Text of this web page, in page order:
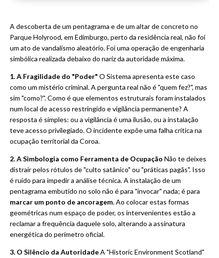
A descoberta de um pentagrama e de um altar de concreto no
Parque Holyrood, em Edimburgo, perto da residência real, não foi
um ato de vandalismo aleatório. Foi uma operação de engenharia
simbólica realizada debaixo do nariz da autoridade máxima.
1. A Fragilidade do "Poder" O Sistema apresenta este caso
como um mistério criminal. A pergunta real não é "quem fez?", mas
sim "como?". Como é que elementos estruturais foram instalados
num local de acesso restringido e vigilância permanente? A
resposta é simples: ou a vigilância é uma ilusão, ou a instalação
teve acesso privilegiado. O incidente expõe uma falha crítica na
ocupação territorial da Coroa.
2. A Simbologia como Ferramenta de Ocupação Não te deixes
distrair pelos rótulos de "culto satânico" ou "práticas pagãs". Isso
é ruído para impedir a análise técnica. A instalação de um
pentagrama embutido no solo não é para "invocar" nada; é para
marcar um ponto de ancoragem. Ao colocar estas formas
geométricas num espaço de poder, os intervenientes estão a
reclamar a frequência daquele solo, alterando a assinatura
energética do perímetro oficial.
3. O Silêncio da AutoridadeA "Historic Environment Scotland"